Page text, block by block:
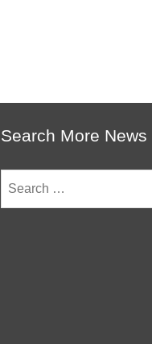
Search More News
for: